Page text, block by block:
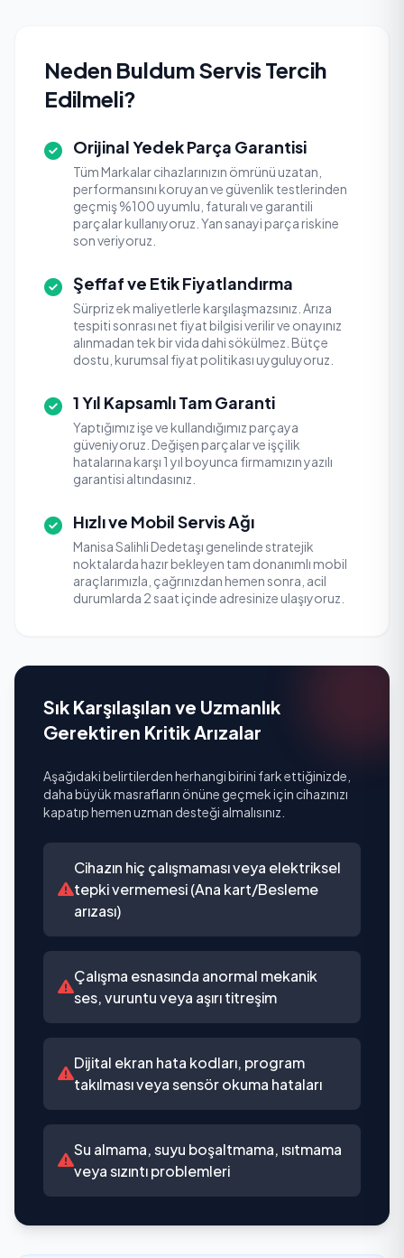
Neden Buldum Servis Tercih
Edilmeli?
Orijinal Yedek Parça Garantisi
Tüm Markalar cihazlarınızın ömrünü uzatan,
performansını koruyan ve güvenlik testlerinden
geçmiş %100 uyumlu, faturalı ve garantili
parçalar kullanıyoruz. Yan sanayi parça riskine
son veriyoruz.
Şeffaf ve Etik Fiyatlandırma
Sürpriz ek maliyetlerle karşılaşmazsınız. Arıza
tespiti sonrası net fiyat bilgisi verilir ve onayınız
alınmadan tek bir vida dahi sökülmez. Bütçe
dostu, kurumsal fiyat politikası uyguluyoruz.
1 Yıl Kapsamlı Tam Garanti
Yaptığımız işe ve kullandığımız parçaya
güveniyoruz. Değişen parçalar ve işçilik
hatalarına karşı 1 yıl boyunca firmamızın yazılı
garantisi altındasınız.
Hızlı ve Mobil Servis Ağı
Manisa Salihli Dedetaşı genelinde stratejik
noktalarda hazır bekleyen tam donanımlı mobil
araçlarımızla, çağrınızdan hemen sonra, acil
durumlarda 2 saat içinde adresinize ulaşıyoruz.
Sık Karşılaşılan ve Uzmanlık
Gerektiren Kritik Arızalar
Aşağıdaki belirtilerden herhangi birini fark ettiğinizde,
daha büyük masrafların önüne geçmek için cihazınızı
kapatıp hemen uzman desteği almalısınız.
Cihazın hiç çalışmaması veya elektriksel
tepki vermemesi (Ana kart/Besleme
arızası)
Çalışma esnasında anormal mekanik
ses, vuruntu veya aşırı titreşim
Dijital ekran hata kodları, program
takılması veya sensör okuma hataları
Su almama, suyu boşaltmama, ısıtmama
veya sızıntı problemleri